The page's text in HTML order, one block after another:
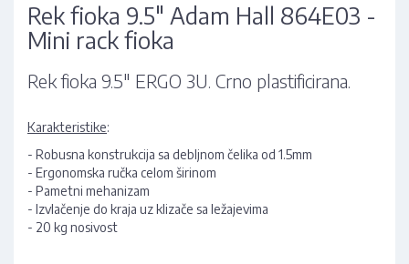
Rek fioka 9.5" Adam Hall 864E03 -
Mini rack fioka
Rek fioka 9.5" ERGO 3U. Crno plastificirana.
Karakteristike:
- Robusna konstrukcija sa debljnom čelika od 1.5mm
- Ergonomska ručka celom širinom
- Pametni mehanizam
- Izvlačenje do kraja uz klizače sa ležajevima
- 20 kg nosivost